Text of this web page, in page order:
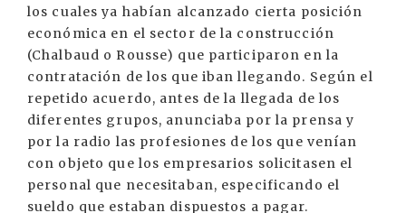
los cuales ya habían alcanzado cierta posición
económica en el sector de la construcción
(Chalbaud o Rousse) que participaron en la
contratación de los que iban llegando. Según el
repetido acuerdo, antes de la llegada de los
diferentes grupos, anunciaba por la prensa y
por la radio las profesiones de los que venían
con objeto que los empresarios solicitasen el
personal que necesitaban, especificando el
sueldo que estaban dispuestos a pagar.